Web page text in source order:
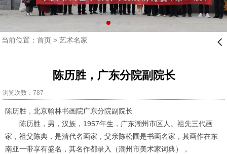
当前位置： 首页> 艺术名家 󰊒
陈历胜，广东分院副院长
浏览次数：787
陈历胜，北京翰林书画院广东分院副院长
陈历胜，男，汉族， 1957年生，广东潮州市区人。祖先三代画
家，祖父陈典，是清代名画家，父亲陈松圃是书画名家，其画作在东
南亚一带享有盛名，其名作都录入（潮州市美术家词典），